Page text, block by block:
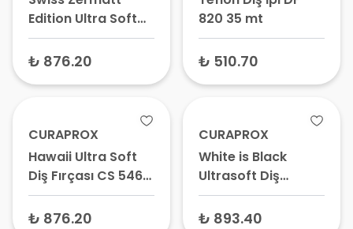
Edition Ultra Soft
Diş Fırçası CS 5460
2 Adet
₺ 876.20
820 35 mt
₺ 510.70
CURAPROX
Hawaii Ultra Soft
Diş Fırçası CS 5460
2 Adet
₺ 876.20
CURAPROX
White is Black
Ultrasoft Diş
Fırçası 5460 2 Adet
₺ 893.40